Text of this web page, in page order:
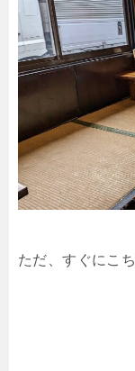
ただ、すぐにこ